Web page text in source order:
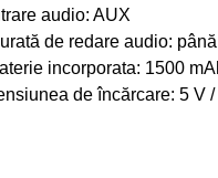
audio: AUX
de redare audio:
incorporata: 1500
de încărcare: 5 V /